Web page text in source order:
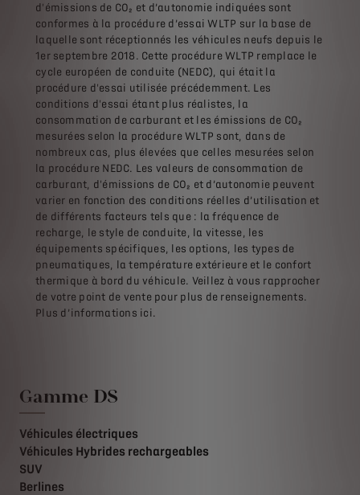
d'émissions de CO₂ et d’autonomie indiquées sont
conformes à la procédure d’essai WLTP sur la base de
laquelle sont réceptionnés les véhicules neufs depuis le
1er septembre 2018. Cette procédure WLTP remplace le
cycle européen de conduite (NEDC), qui était la
procédure d'essai utilisée précédemment. Les
conditions d'essai étant plus réalistes, la
consommation de carburant et les émissions de CO₂
mesurées selon la procédure WLTP sont, dans de
nombreux cas, plus élevées que celles mesurées selon
la procédure NEDC. Les valeurs de consommation de
carburant, d'émissions de CO₂ et d’autonomie peuvent
varier en fonction des conditions réelles d’utilisation et
de différents facteurs tels que : la fréquence de
recharge, le style de conduite, la vitesse, les
équipements spécifiques, les options, les types de
pneumatiques, la température extérieure et le confort
thermique à bord du véhicule. Veillez à vous rapprocher
de votre point de vente pour plus de renseignements.
Plus d’informations ici.
Gamme DS
Véhicules électriques
Véhicules Hybrides rechargeables
SUV
Berlines